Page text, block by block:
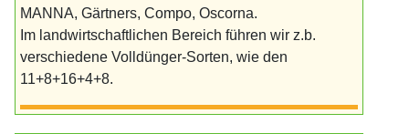
MANNA, Gärtners, Compo, Oscorna.
Im landwirtschaftlichen Bereich führen wir z.b.
verschiedene Volldünger-Sorten, wie den
11+8+16+4+8.